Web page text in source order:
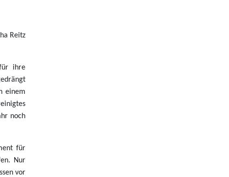
Reitz
ihre
einem
noch
für
Nur
vor